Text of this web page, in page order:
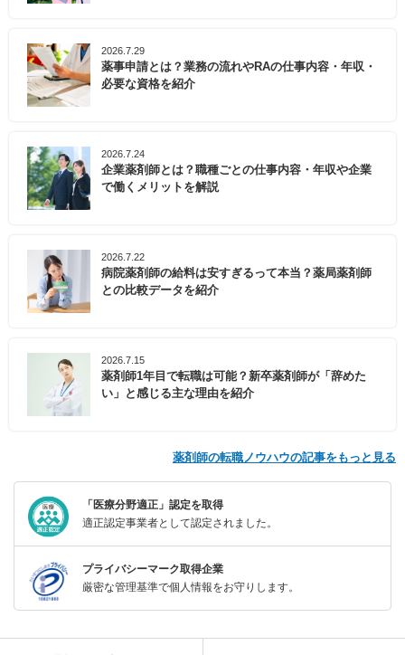
2026.7.29
薬事申請とは？業務の流れやRAの仕事内容・年収・
必要な資格を紹介
2026.7.24
企業薬剤師とは？職種ごとの仕事内容・年収や企業
で働くメリットを解説
2026.7.22
病院薬剤師の給料は安すぎるって本当？薬局薬剤師
との比較データを紹介
2026.7.15
薬剤師1年目で転職は可能？新卒薬剤師が「辞めた
い」と感じる主な理由を紹介
薬剤師の転職ノウハウの記事をもっと見る
「医療分野適正」認定を取得
適正認定事業者として認定されました。
プライバシーマーク取得企業
厳密な管理基準で個人情報をお守りします。